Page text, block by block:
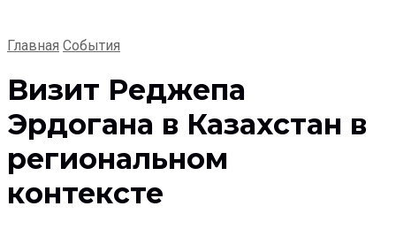
Главная События
Визит Реджепа
Эрдогана в Казахстан в
региональном
контексте